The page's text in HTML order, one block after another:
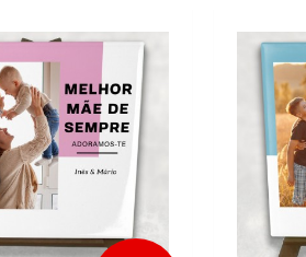
mais info
add à lista
CAVALETE